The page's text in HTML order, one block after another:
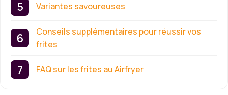
Variantes savoureuses
Conseils supplémentaires pour réussir vos
frites
FAQ sur les frites au Airfryer